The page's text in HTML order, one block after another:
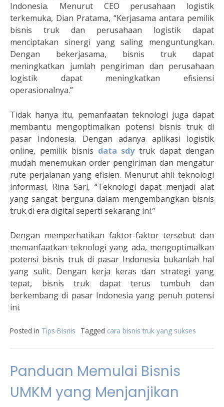
Indonesia. Menurut CEO perusahaan logistik
terkemuka, Dian Pratama, “Kerjasama antara pemilik
bisnis truk dan perusahaan logistik dapat
menciptakan sinergi yang saling menguntungkan.
Dengan bekerjasama, bisnis truk dapat
meningkatkan jumlah pengiriman dan perusahaan
logistik dapat meningkatkan efisiensi
operasionalnya.”
Tidak hanya itu, pemanfaatan teknologi juga dapat
membantu mengoptimalkan potensi bisnis truk di
pasar Indonesia. Dengan adanya aplikasi logistik
online, pemilik bisnis data sdytruk dapat dengan
mudah menemukan order pengiriman dan mengatur
rute perjalanan yang efisien. Menurut ahli teknologi
informasi, Rina Sari, “Teknologi dapat menjadi alat
yang sangat berguna dalam mengembangkan bisnis
truk di era digital seperti sekarang ini.”
Dengan memperhatikan faktor-faktor tersebut dan
memanfaatkan teknologi yang ada, mengoptimalkan
potensi bisnis truk di pasar Indonesia bukanlah hal
yang sulit. Dengan kerja keras dan strategi yang
tepat, bisnis truk dapat terus tumbuh dan
berkembang di pasar Indonesia yang penuh potensi
ini.
Posted in Tips Bisnis Tagged cara bisnis truk yang sukses
Panduan Memulai Bisnis
UMKM yang Menjanjikan